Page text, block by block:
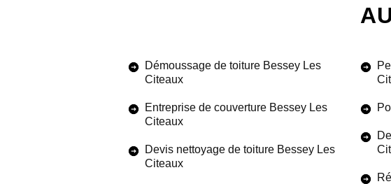
Démoussage de toiture Bessey Les
Citeaux
Entreprise de couverture Bessey Les
Citeaux
Devis nettoyage de toiture Bessey Les
Citeaux